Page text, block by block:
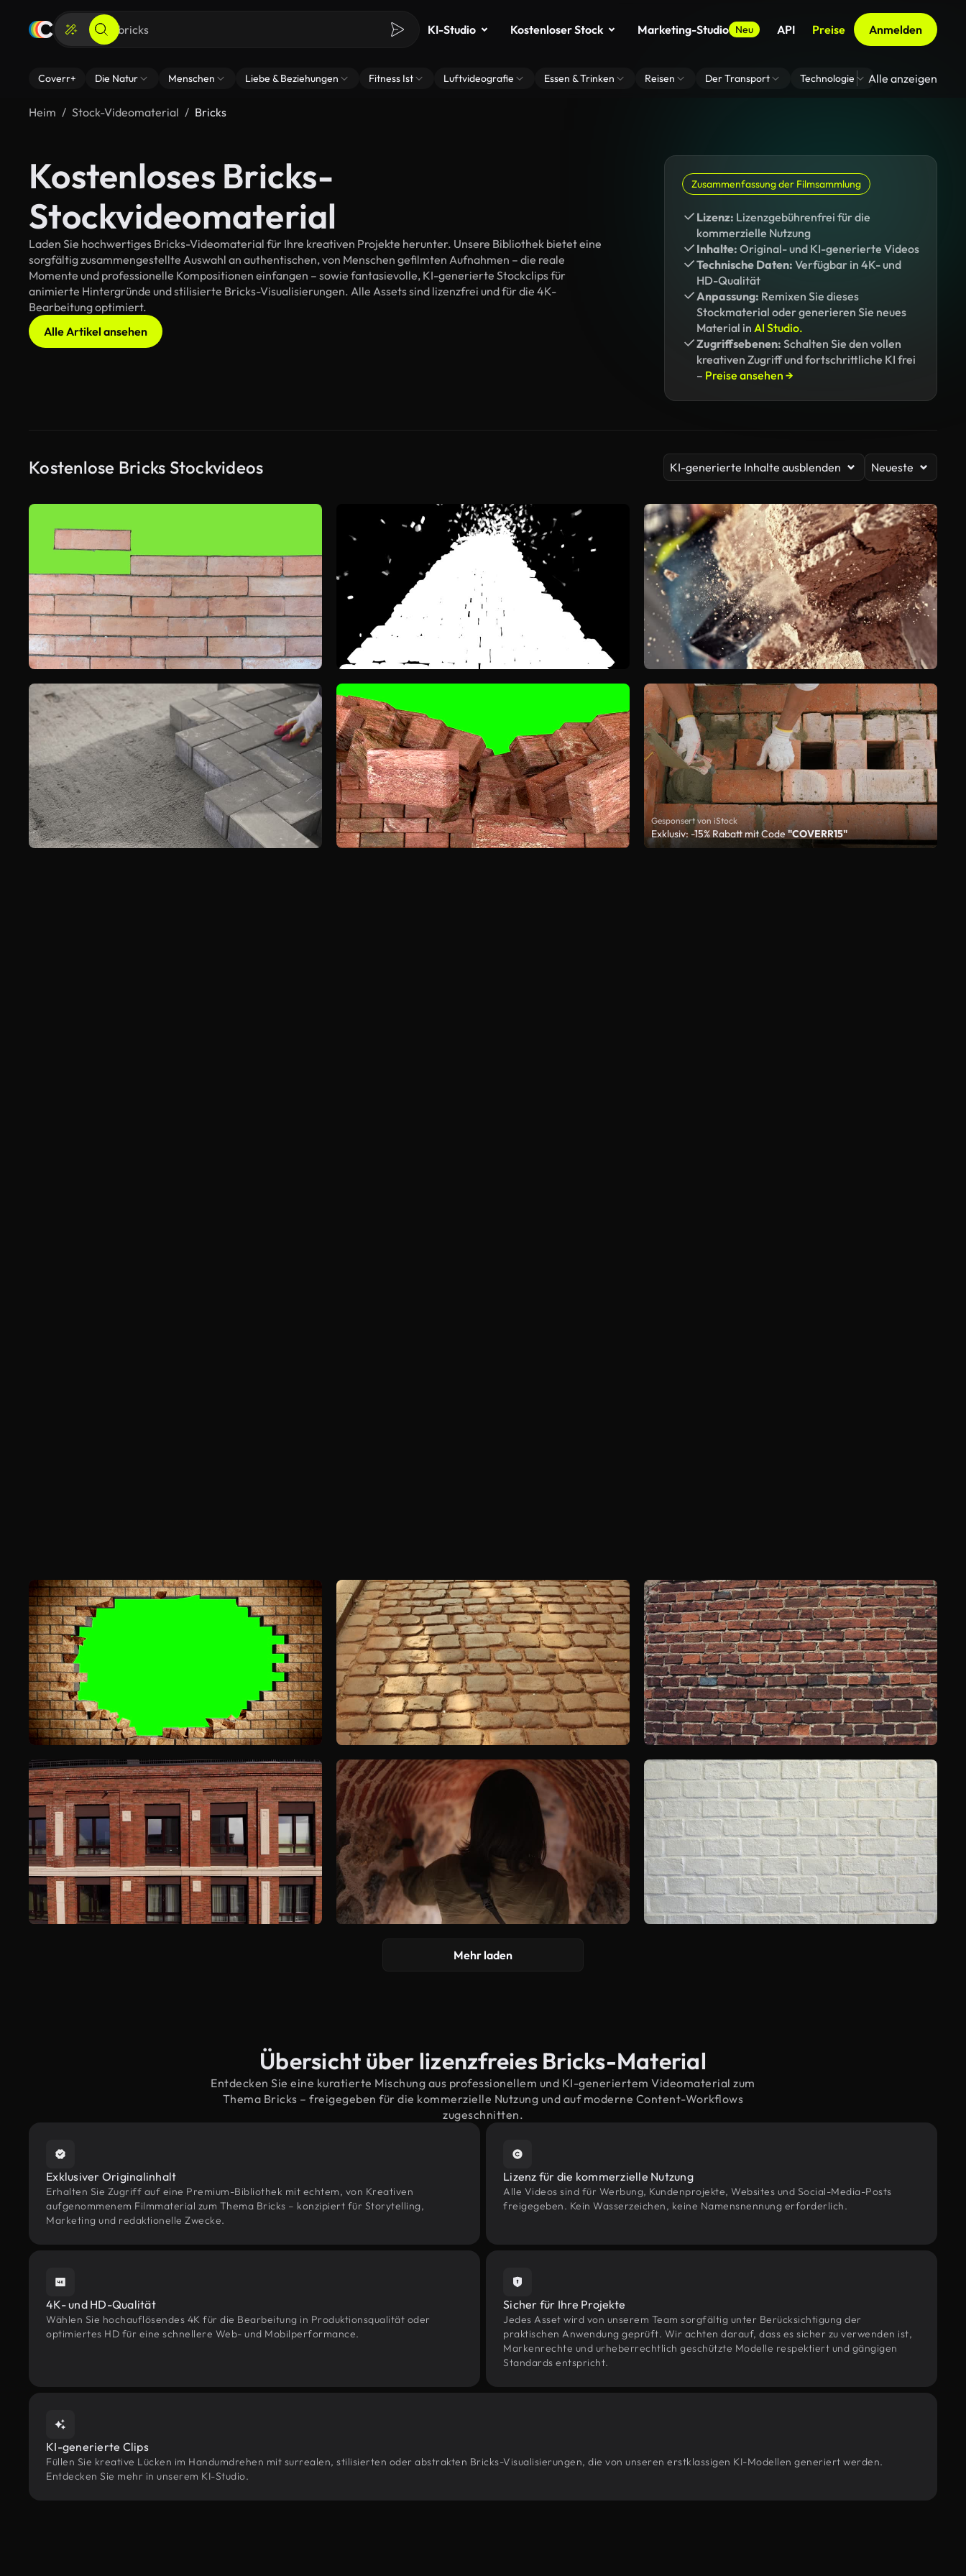
KI-Studio Kostenloser Stock Marketing-Studio Neu API Preise Anmelden
Coverr+ Die Natur Menschen Liebe & Beziehungen Fitness Ist Luftvideografie Essen & Trinken Reisen Der Transport Technologie Zoom Virtuelle
Alle anzeigen
Heim Stock-Videomaterial Bricks
Kostenloses Bricks-
Stockvideomaterial
Laden Sie hochwertiges Bricks-Videomaterial für Ihre kreativen Projekte herunter. Unsere Bibliothek bietet eine
sorgfältig zusammengestellte Auswahl an authentischen, von Menschen gefilmten Aufnahmen – die reale
Momente und professionelle Kompositionen einfangen – sowie fantasievolle, KI-generierte Stockclips für
animierte Hintergründe und stilisierte Bricks-Visualisierungen. Alle Assets sind lizenzfrei und für die 4K-
Bearbeitung optimiert.
Alle Artikel ansehen
Zusammenfassung der Filmsammlung
Lizenz: Lizenzgebührenfrei für die
kommerzielle Nutzung
Inhalte: Original- und KI-generierte Videos
Technische Daten: Verfügbar in 4K- und
HD-Qualität
Anpassung: Remixen Sie dieses
Stockmaterial oder generieren Sie neues
Material in AI Studio.
Zugriffsebenen: Schalten Sie den vollen
kreativen Zugriff und fortschrittliche KI frei
– Preise ansehen →
Kostenlose Bricks Stockvideos KI-generierte Inhalte ausblenden Neueste
Gesponsert von iStock
Exklusiv: -15% Rabatt mit Code"COVERR15"
Mehr laden
Übersicht über lizenzfreies Bricks-Material
Entdecken Sie eine kuratierte Mischung aus professionellem und KI-generiertem Videomaterial zum
Thema Bricks – freigegeben für die kommerzielle Nutzung und auf moderne Content-Workflows
zugeschnitten.
Exklusiver Originalinhalt
Erhalten Sie Zugriff auf eine Premium-Bibliothek mit echtem, von Kreativen
aufgenommenem Filmmaterial zum Thema Bricks – konzipiert für Storytelling,
Marketing und redaktionelle Zwecke.
Lizenz für die kommerzielle Nutzung
Alle Videos sind für Werbung, Kundenprojekte, Websites und Social-Media-Posts
freigegeben. Kein Wasserzeichen, keine Namensnennung erforderlich.
4K- und HD-Qualität
Wählen Sie hochauflösendes 4K für die Bearbeitung in Produktionsqualität oder
optimiertes HD für eine schnellere Web- und Mobilperformance.
Sicher für Ihre Projekte
Jedes Asset wird von unserem Team sorgfältig unter Berücksichtigung der
praktischen Anwendung geprüft. Wir achten darauf, dass es sicher zu verwenden ist,
Markenrechte und urheberrechtlich geschützte Modelle respektiert und gängigen
Standards entspricht.
KI-generierte Clips
Füllen Sie kreative Lücken im Handumdrehen mit surrealen, stilisierten oder abstrakten Bricks-Visualisierungen, die von unseren erstklassigen KI-Modellen generiert werden.
Entdecken Sie mehr in unserem KI-Studio.